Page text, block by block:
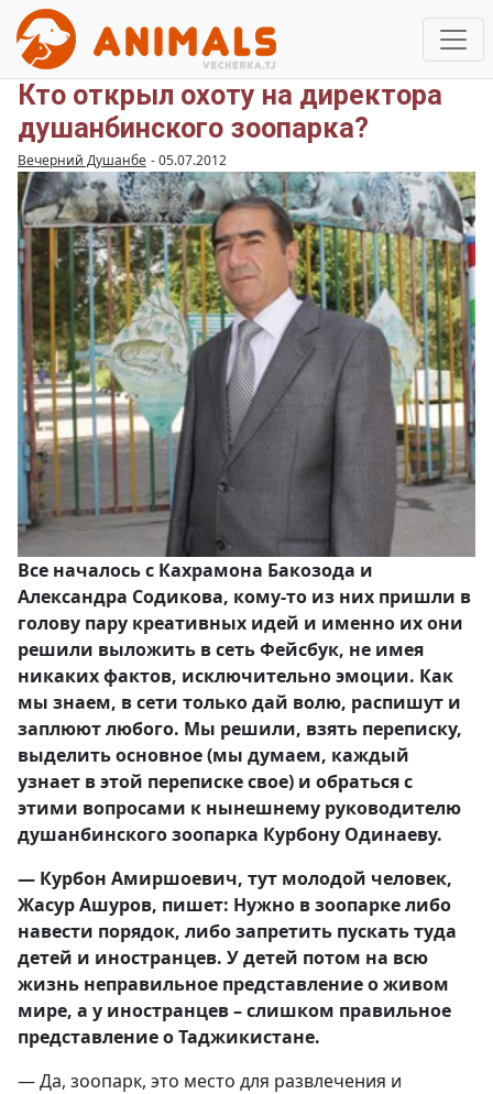
Кто открыл охоту на директора
душанбинского зоопарка?
Вечерний Душанбе -05.07.2012
Все началось с Кахрамона Бакозода и
Александра Содикова, кому-то из них пришли в
голову пару креативных идей и именно их они
решили выложить в сеть Фейсбук, не имея
никаких фактов, исключительно эмоции. Как
мы знаем, в сети только дай волю, распишут и
заплюют любого. Мы решили, взять переписку,
выделить основное (мы думаем, каждый
узнает в этой переписке свое) и обраться с
этими вопросами к нынешнему руководителю
душанбинского зоопарка Курбону Одинаеву.
— Курбон Амиршоевич, тут молодой человек,
Жасур Ашуров, пишет: Нужно в зоопарке либо
навести порядок, либо запретить пускать туда
детей и иностранцев. У детей потом на всю
жизнь неправильное представление о живом
мире, а у иностранцев – слишком правильное
представление о Таджикистане.
— Да, зоопарк, это место для развлечения и